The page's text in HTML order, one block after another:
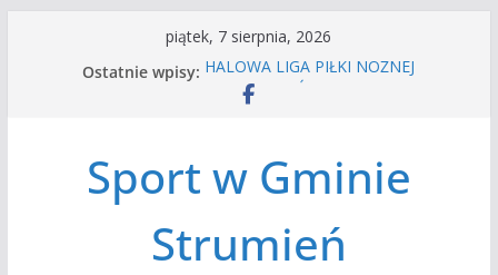
piątek, 7 sierpnia, 2026
Ostatnie wpisy: HALOWA LIGA PIŁKI NOŻNEJ
LATO W MIEŚCIE’2026
Czwórbój lekkoatletyczny
Sport w Gminie
Strumień